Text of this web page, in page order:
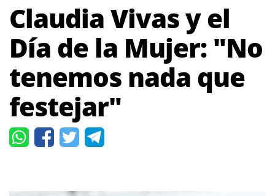
Claudia Vivas y el
Día de la Mujer: "No
tenemos nada que
festejar"